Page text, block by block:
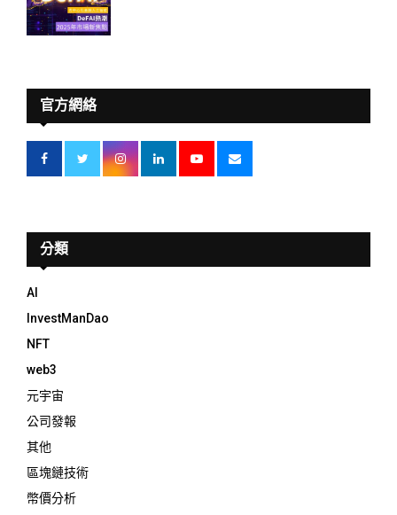
官方網絡
分類
AI
InvestManDao
NFT
web3
元宇宙
公司發報
其他
區塊鏈技術
幣價分析